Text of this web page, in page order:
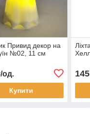
Привид декор на
№02, 11 см
Купити
145